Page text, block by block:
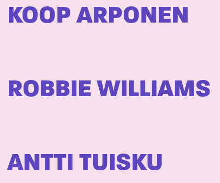
KOOP ARPONEN
ROBBIE WILLIAMS
ANTTI TUISKU